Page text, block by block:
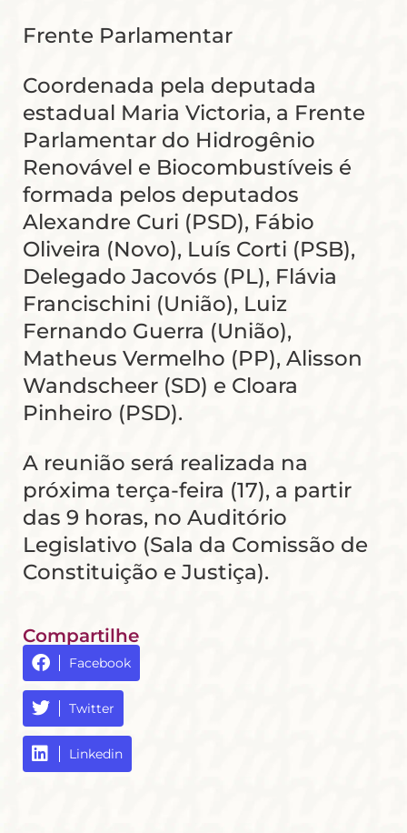
Frente Parlamentar
Coordenada pela deputada
estadual Maria Victoria, a Frente
Parlamentar do Hidrogênio
Renovável e Biocombustíveis é
formada pelos deputados
Alexandre Curi (PSD), Fábio
Oliveira (Novo), Luís Corti (PSB),
Delegado Jacovós (PL), Flávia
Francischini (União), Luiz
Fernando Guerra (União),
Matheus Vermelho (PP), Alisson
Wandscheer (SD) e Cloara
Pinheiro (PSD).
A reunião será realizada na
próxima terça-feira (17), a partir
das 9 horas, no Auditório
Legislativo (Sala da Comissão de
Constituição e Justiça).
Compartilhe
Facebook
Twitter
Linkedin